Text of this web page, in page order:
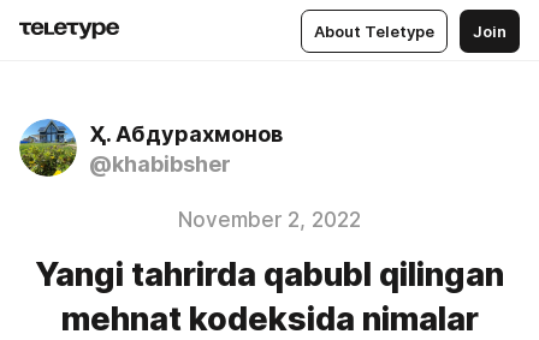
About Teletype Join
Ҳ. Абдурахмонов
@khabibsher
November 2, 2022
Yangi tahrirda qabubl qilingan
mehnat kodеksida nimalar